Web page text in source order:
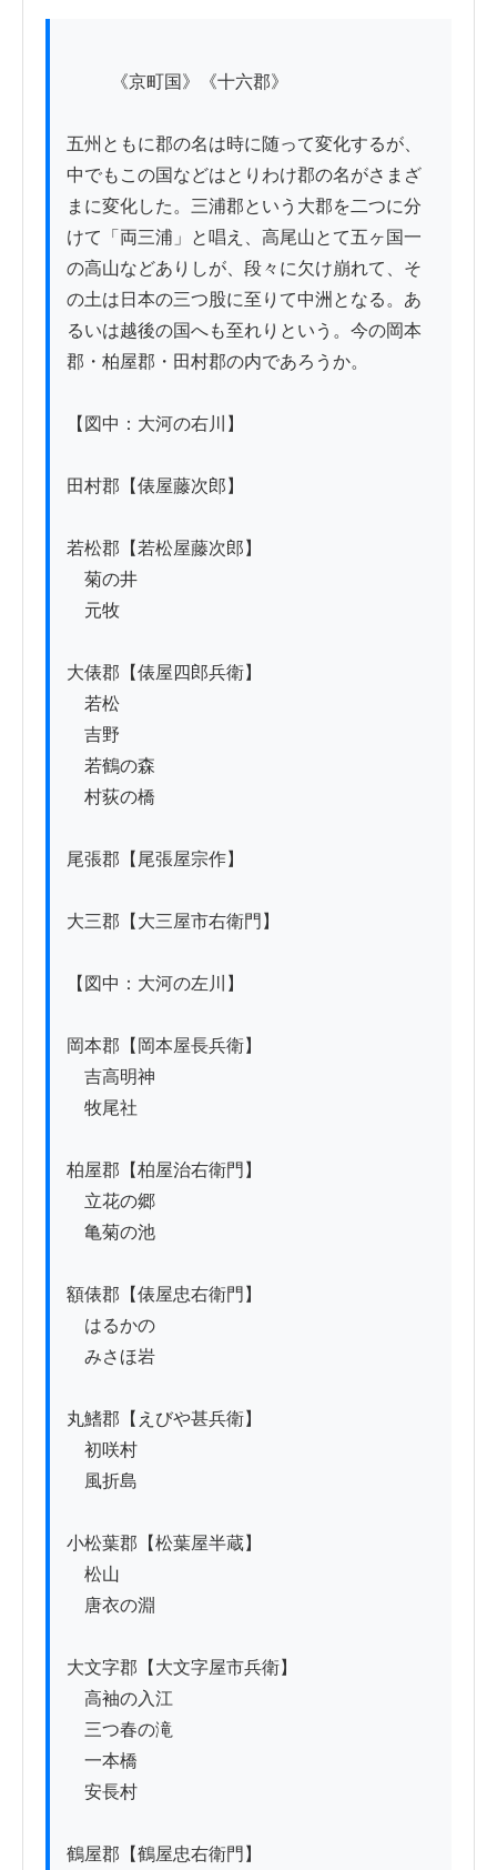
五州ともに郡の名は時に随って変化するが、
中でもこの国などはとりわけ郡の名がさまざ
まに変化した。三浦郡という大郡を二つに分
けて「両三浦」と唱え、高尾山とて五ヶ国一
の高山などありしが、段々に欠け崩れて、そ
の土は日本の三つ股に至りて中洲となる。あ
るいは越後の国へも至れりという。今の岡本
郡・柏屋郡・田村郡の内であろうか。
【図中：大河の右川】
田村郡【俵屋藤次郎】
若松郡【若松屋藤次郎】
菊の井
元牧
大俵郡【俵屋四郎兵衛】
若松
吉野
若鶴の森
村荻の橋
尾張郡【尾張屋宗作】
大三郡【大三屋市右衛門】
【図中：大河の左川】
岡本郡【岡本屋長兵衛】
吉高明神
牧尾社
柏屋郡【柏屋治右衛門】
立花の郷
亀菊の池
額俵郡【俵屋忠右衛門】
はるかの
みさほ岩
丸鰭郡【えびや甚兵衛】
初咲村
風折島
小松葉郡【松葉屋半蔵】
松山
唐衣の淵
大文字郡【大文字屋市兵衛】
高袖の入江
三つ春の滝
一本橋
安長村
鶴屋郡【鶴屋忠右衛門】